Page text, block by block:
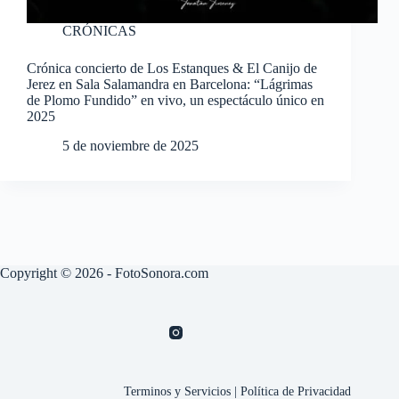
CRÓNICAS
Crónica concierto de Los Estanques & El Canijo de
Jerez en Sala Salamandra en Barcelona: “Lágrimas
de Plomo Fundido” en vivo, un espectáculo único en
2025
5 de noviembre de 2025
Copyright © 2026 - FotoSonora.com
Terminos y Servicios |Política de Privacidad